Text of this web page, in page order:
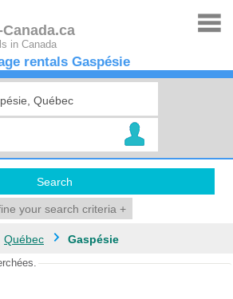
in Canada
rentals Gaspésie
Search
your search criteria +
Québec Gaspésie